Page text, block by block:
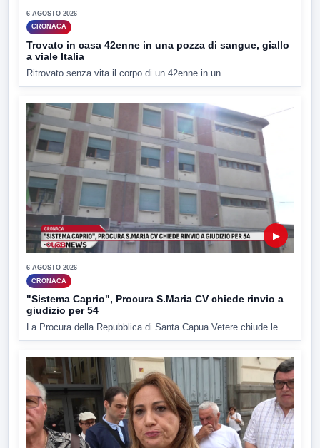
6 AGOSTO 2026
CRONACA
Trovato in casa 42enne in una pozza di sangue, giallo
a viale Italia
Ritrovato senza vita il corpo di un 42enne in un...
▶
6 AGOSTO 2026
CRONACA
"Sistema Caprio", Procura S.Maria CV chiede rinvio a
giudizio per 54
La Procura della Repubblica di Santa Capua Vetere chiude le...